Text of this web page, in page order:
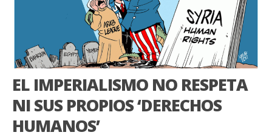
EL IMPERIALISMO NO RESPETA
NI SUS PROPIOS ‘DERECHOS
HUMANOS’